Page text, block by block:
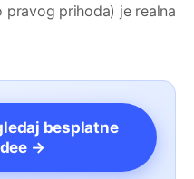
prihoda) je realna
besplatne
→